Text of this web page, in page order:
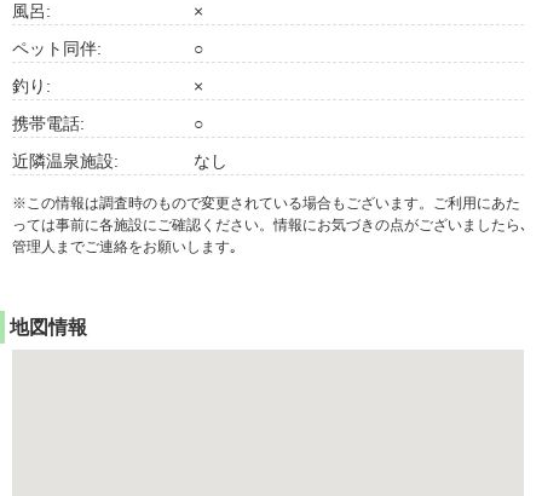
風呂:
×
ペット同伴:
○
釣り:
×
携帯電話:
○
近隣温泉施設:
なし
※この情報は調査時のもので変更されている場合もございます。ご利用にあた
っては事前に各施設にご確認ください。情報にお気づきの点がございましたら､
管理人までご連絡をお願いします｡
地図情報